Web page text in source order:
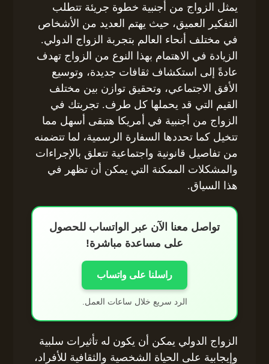
يمثل الزواج من أجنبية خطوة جريئة تتطلب
التفكير العميق، حيث يهتم العديد من الأشخاص
في مختلف أنحاء العالم بتجربة الزواج الدولي.
الزيادة في الاهتمام بهذا النوع من الزواج تهدف
عادةً إلى استكشاف ثقافات جديدة، وتوسيع
الأفق الاجتماعي، وتحقيق توازن بين مختلف
القيم التي قد يحملها كل طرف. تجربتك في
الزواج من أجنبية في أمريكا هتبقى أسهل مما
تتخيل كما تحددها السفارة الرسمية، لما تتضمنه
من تفاصيل قانونية واجتماعية تتعلق بالإجراءات
والمشكلات الممكنة التي يمكن أن تظهر في
هذا السياق.
تواصل معنا الآن عبر الواتساب للحصول
على مساعدة مباشرة!
راسلنا على واتساب
الرد سريع خلال ساعات العمل.
الزواج الدولي يمكن أن يكون له تأثيرات سلبية
وإيجابية على الحياة الشخصية والثقافية للأفراد،